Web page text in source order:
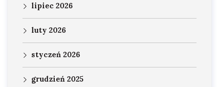
lipiec 2026
luty 2026
styczeń 2026
grudzień 2025